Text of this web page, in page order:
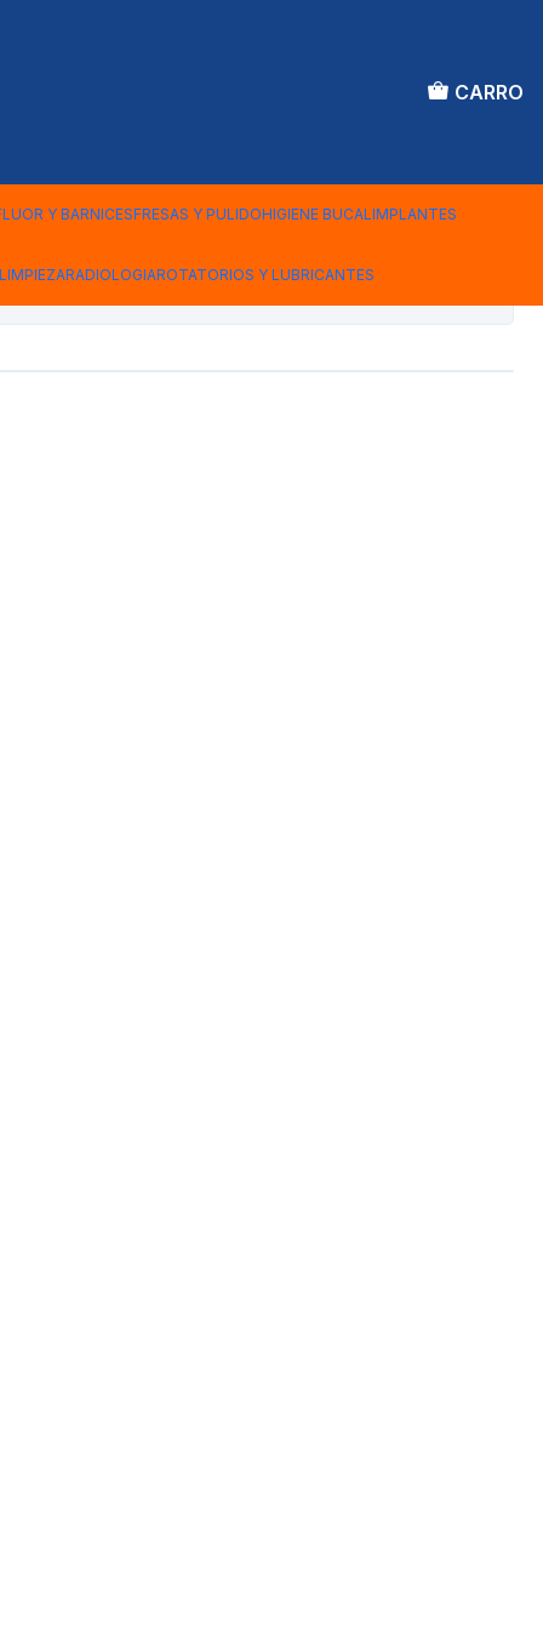
CARRO
Y BARNICESFRESAS Y PULIDOHIGIENE BUCALIMPLANTES
RADIOLOGIAROTATORIOS Y LUBRICANTES
ESTANDAR